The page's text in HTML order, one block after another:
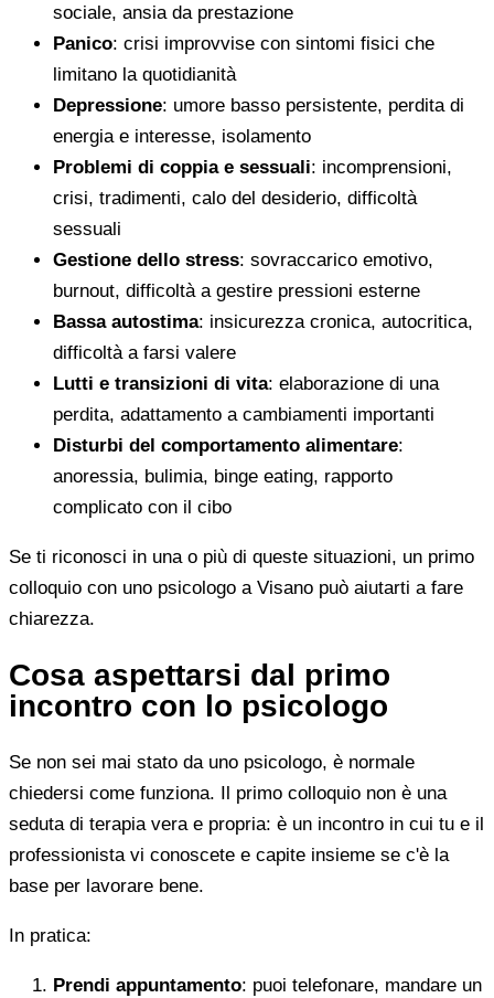
sociale, ansia da prestazione
Panico: crisi improvvise con sintomi fisici che
limitano la quotidianità
Depressione: umore basso persistente, perdita di
energia e interesse, isolamento
Problemi di coppia e sessuali: incomprensioni,
crisi, tradimenti, calo del desiderio, difficoltà
sessuali
Gestione dello stress: sovraccarico emotivo,
burnout, difficoltà a gestire pressioni esterne
Bassa autostima: insicurezza cronica, autocritica,
difficoltà a farsi valere
Lutti e transizioni di vita: elaborazione di una
perdita, adattamento a cambiamenti importanti
Disturbi del comportamento alimentare:
anoressia, bulimia, binge eating, rapporto
complicato con il cibo
Se ti riconosci in una o più di queste situazioni, un primo
colloquio con uno psicologo a Visano può aiutarti a fare
chiarezza.
Cosa aspettarsi dal primo
incontro con lo psicologo
Se non sei mai stato da uno psicologo, è normale
chiedersi come funziona. Il primo colloquio non è una
seduta di terapia vera e propria: è un incontro in cui tu e il
professionista vi conoscete e capite insieme se c'è la
base per lavorare bene.
In pratica:
Prendi appuntamento: puoi telefonare, mandare un